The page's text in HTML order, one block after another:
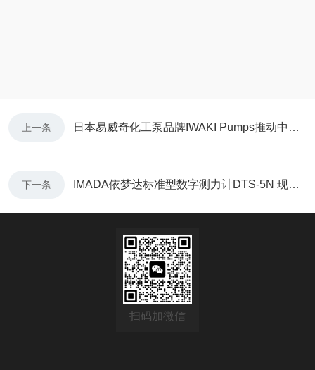
上一条 日本易威奇化工泵品牌IWAKI Pumps推动中国半导体事业
下一条 IMADA依梦达标准型数字测力计DTS-5N 现货15台
扫码加微信